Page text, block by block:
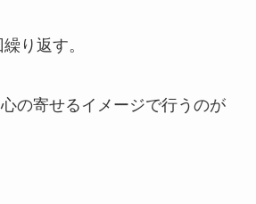
り返す。
の寄せるイメージで行うのが